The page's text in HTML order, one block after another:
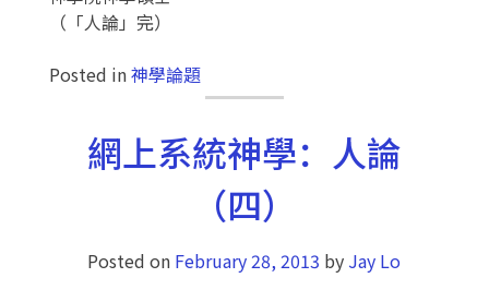
（「人論」完）
Posted in神學論題
網上系統神學：人論
（四）
Posted on February 28, 2013 by Jay Lo